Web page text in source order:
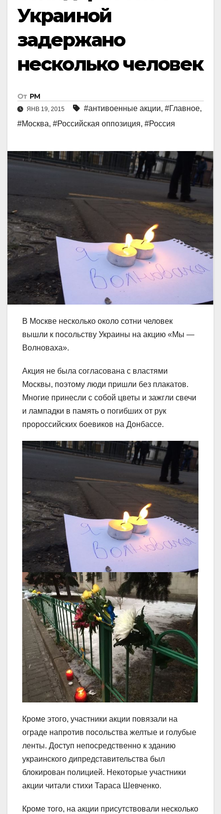
Украиной
задержано
несколько человек
От РМ
ЯНВ 19, 2015 #антивоенные акции, #Главное,
#Москва, #Российская оппозиция, #Россия
В Москве несколько около сотни человек
вышли к посольству Украины на акцию «Мы —
Волноваха».
Акция не была согласована с властями
Москвы, поэтому люди пришли без плакатов.
Многие принесли с собой цветы и зажгли свечи
и лампадки в память о погибших от рук
пророссийских боевиков на Донбассе.
Кроме этого, участники акции повязали на
ограде напротив посольства желтые и голубые
ленты. Доступ непосредственно к зданию
украинского дипредставительства был
блокирован полицией. Некоторые участники
акции читали стихи Тараса Шевченко.
Кроме того, на акции присутствовали несколько